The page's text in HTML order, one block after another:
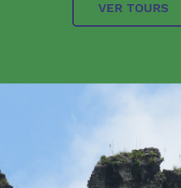
VER TOURS